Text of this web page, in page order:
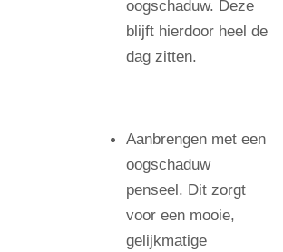
oogschaduw. Deze
blijft hierdoor heel de
dag zitten.
Aanbrengen met een
oogschaduw
penseel. Dit zorgt
voor een mooie,
gelijkmatige